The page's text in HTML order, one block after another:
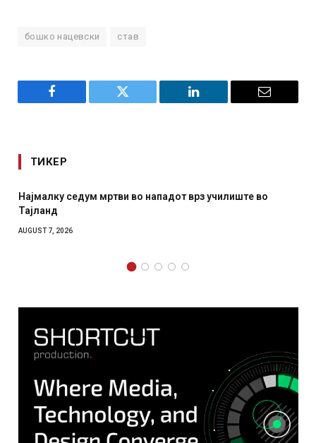
бошко нацевски став
Facebook Twitter LinkedIn Email
ТИКЕР
нападот врз училиште во
СОЗИС: Украинците